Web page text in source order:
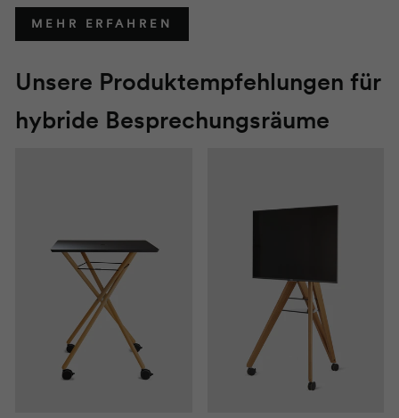
MEHR ERFAHREN
Unsere Produktempfehlungen für
hybride Besprechungsräume